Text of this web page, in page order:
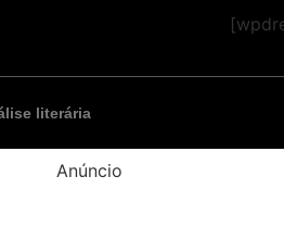
literária
Anúncio